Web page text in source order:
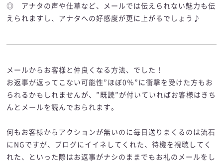
◎ アナタの声や仕草など、メールでは伝えられない魅力も伝
えられますし、アナタへの好感度が更に上がるでしょう♪
メールからお客様と仲良くなる方法、でした！
お返事が返ってこない可能性”ほぼ0％”に衝撃を受けた方もお
られるかもしれませんが、”既読”が付いていればお客様はきち
んとメールを読んでおられます。
何もお客様からアクションが無いのに毎日送りまくるのは流石
にNGですが、ブログにイイネしてくれた、待機を視聴してく
れた、といった際はお返事がナシのままでもお礼のメールをし